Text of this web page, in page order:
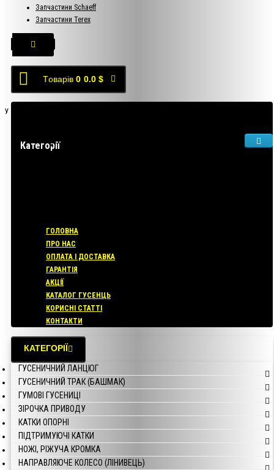
Запчастини Schaeff
Запчастини Terex
Tоварів 0 0.0 $
У кошику порожньо!
Категорії
ГОЛОВНА
ПРО НАС
ОПЛАТА І ДОСТАВКА
ГАРАНТІЯ
АКЦІЇ
КАТАЛОГ ГУСЕНЦЬ
КОРИСНІ СТАТТІ
КОНТАКТИ
КАТЕГОРІЇ
ГУСЕНИЧНИЙ ЛАНЦЮГ
ГУСЕНИЧНИЙ ТРАК (БАШМАК)
ГУМОВІ ГУСЕНИЦІ
ЗІРОЧКА ПРИВОДУ
КАТКИ ОПОРНІ
ПІДТРИМУЮЧІ КАТКИ
НОЖІ, РІЖУЧА КРОМКА
НАПРАВЛЯЮЧЕ КОЛЕСО (ЛІНИВЕЦЬ)